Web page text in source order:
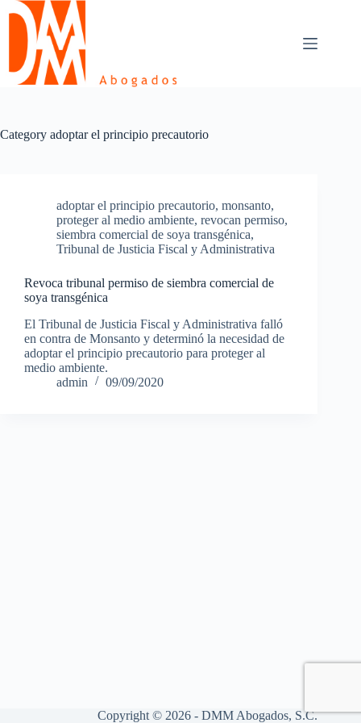
Skip
content
Category adoptar el principio precautorio
adoptar el principio precautorio, monsanto,
proteger al medio ambiente, revocan permiso,
siembra comercial de soya transgénica,
Tribunal de Justicia Fiscal y Administrativa
Revoca tribunal permiso de siembra comercial de
soya transgénica
El Tribunal de Justicia Fiscal y Administrativa falló
en contra de Monsanto y determinó la necesidad de
adoptar el principio precautorio para proteger al
medio ambiente.
admin
09/09/2020
Copyright © 2026 - DMM Abogados, S.C.